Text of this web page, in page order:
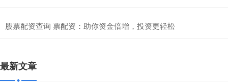
股票配资查询 票配资：助你资金倍增，投资更轻松
最新文章